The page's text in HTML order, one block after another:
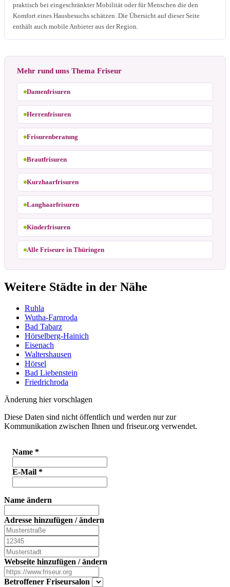
praktisch bei eingeschränkter Mobilität oder für Menschen die den
Komfort eines Hausbesuchs schätzen. Die Übersicht auf dieser Seite
enthält auch mobile Anbieter aus der Region.
Mehr rund ums Thema Friseur
Damenfrisuren
Herrenfrisuren
Frisurenberatung
Brautfrisuren
Kurzhaarfrisuren
Langhaarfrisuren
Kinderfrisuren
Alle Friseure in Thüringen
Weitere Städte in der Nähe
Ruhla
Wutha-Farnroda
Bad Tabarz
Hörselberg-Hainich
Eisenach
Waltershausen
Hörsel
Bad Liebenstein
Friedrichroda
Änderung hier vorschlagen
Diese Daten sind nicht öffentlich und werden nur zur
Kommunikation zwischen Ihnen und friseur.org verwendet.
Name *
E-Mail *
Name ändern
Adresse hinzufügen / ändern
Webseite hinzufügen / ändern
Betroffener Friseursalon